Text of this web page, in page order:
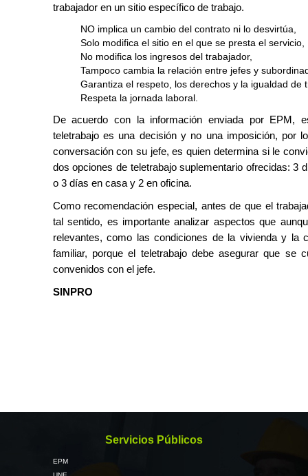
trabajador en un sitio específico de trabajo.
NO implica un cambio del contrato ni lo desvirtúa,
Solo modifica el sitio en el que se presta el servicio,
No modifica los ingresos del trabajador,
Tampoco cambia la relación entre jefes y
Garantiza el respeto, los derechos y la igualdad de
Respeta la jornada laboral.
De acuerdo con la información enviada por EPM,
teletrabajo es una decisión y no una imposición, por
conversación con su jefe, es quien determina si le
dos opciones de teletrabajo suplementario ofrecidas: 3
o 3 días en casa y 2 en oficina.
Como recomendación especial, antes de que el
tal sentido, es importante analizar aspectos que
relevantes, como las condiciones de la vivienda y la
familiar, porque el teletrabajo debe asegurar que se
convenidos con el jefe.
SINPRO
Servicios Públicos
EPM